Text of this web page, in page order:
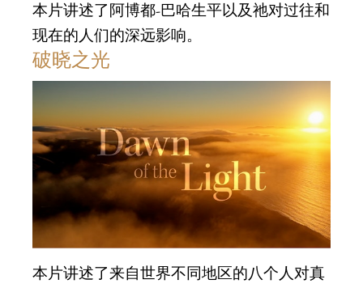
本片讲述了阿博都-巴哈生平以及祂对过往和
现在的人们的深远影响。
破晓之光
本片讲述了来自世界不同地区的八个人对真